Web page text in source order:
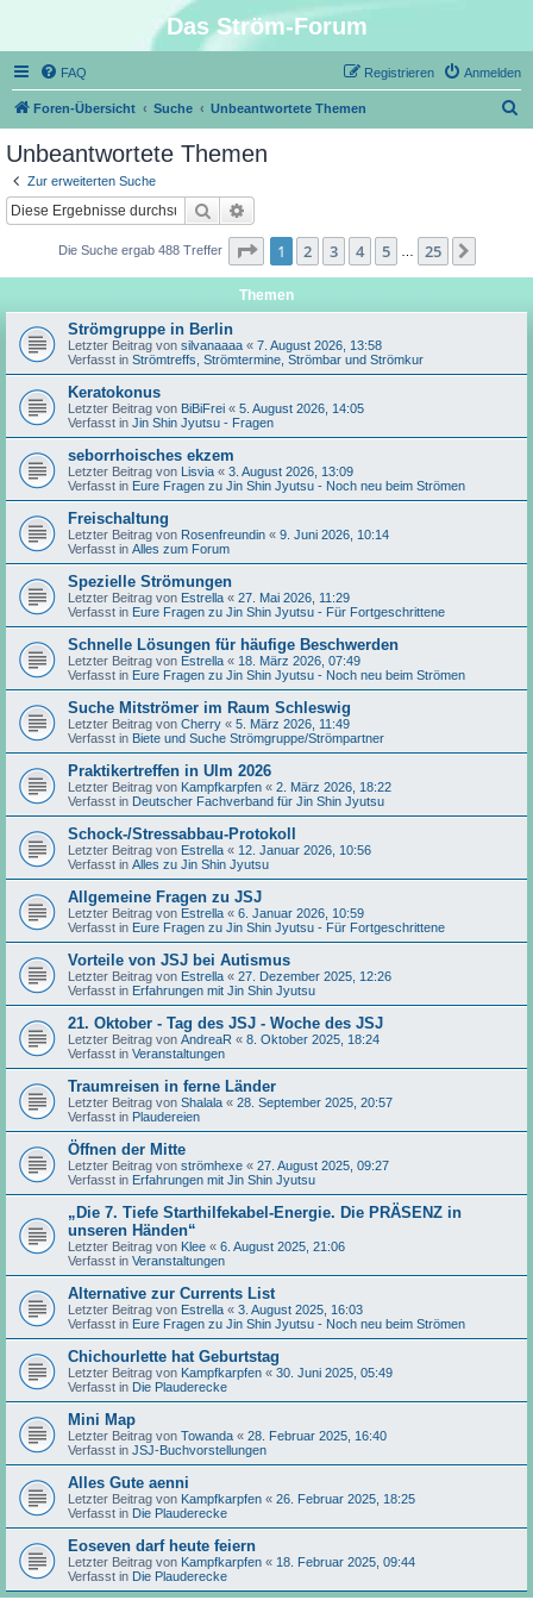
Das Ström-Forum
FAQ Anmelden
Registrieren
Foren-Übersicht Suche Unbeantwortete Themen
Unbeantwortete Themen
Zur erweiterten Suche
Suche
Die Suche ergab 488 Treffer Seite 1von 25
1 2 3 4 5 25
Themen
Strömgruppe in Berlin
Letzter Beitrag von silvanaaaa « 7. August 2026, 13:58
Verfasst in Strömtreffs, Strömtermine, Strömbar und Strömkur
Keratokonus
Letzter Beitrag von BiBiFrei « 5. August 2026, 14:05
Verfasst in Jin Shin Jyutsu - Fragen
seborrhoisches ekzem
Letzter Beitrag von Lisvia « 3. August 2026, 13:09
Verfasst in Eure Fragen zu Jin Shin Jyutsu - Noch neu beim Strömen
Freischaltung
Letzter Beitrag von Rosenfreundin « 9. Juni 2026, 10:14
Verfasst in Alles zum Forum
Spezielle Strömungen
Letzter Beitrag von Estrella « 27. Mai 2026, 11:29
Verfasst in Eure Fragen zu Jin Shin Jyutsu - Für Fortgeschrittene
Schnelle Lösungen für häufige Beschwerden
Letzter Beitrag von Estrella « 18. März 2026, 07:49
Verfasst in Eure Fragen zu Jin Shin Jyutsu - Noch neu beim Strömen
Suche Mitströmer im Raum Schleswig
Letzter Beitrag von Cherry « 5. März 2026, 11:49
Verfasst in Biete und Suche Strömgruppe/Strömpartner
Praktikertreffen in Ulm 2026
Letzter Beitrag von Kampfkarpfen « 2. März 2026, 18:22
Verfasst in Deutscher Fachverband für Jin Shin Jyutsu
Schock-/Stressabbau-Protokoll
Letzter Beitrag von Estrella « 12. Januar 2026, 10:56
Verfasst in Alles zu Jin Shin Jyutsu
Allgemeine Fragen zu JSJ
Letzter Beitrag von Estrella « 6. Januar 2026, 10:59
Verfasst in Eure Fragen zu Jin Shin Jyutsu - Für Fortgeschrittene
Vorteile von JSJ bei Autismus
Letzter Beitrag von Estrella « 27. Dezember 2025, 12:26
Verfasst in Erfahrungen mit Jin Shin Jyutsu
21. Oktober - Tag des JSJ - Woche des JSJ
Letzter Beitrag von AndreaR « 8. Oktober 2025, 18:24
Verfasst in Veranstaltungen
Traumreisen in ferne Länder
Letzter Beitrag von Shalala « 28. September 2025, 20:57
Verfasst in Plaudereien
Öffnen der Mitte
Letzter Beitrag von strömhexe « 27. August 2025, 09:27
Verfasst in Erfahrungen mit Jin Shin Jyutsu
„Die 7. Tiefe Starthilfekabel-Energie. Die PRÄSENZ in
unseren Händen“
Letzter Beitrag von Klee « 6. August 2025, 21:06
Verfasst in Veranstaltungen
Alternative zur Currents List
Letzter Beitrag von Estrella « 3. August 2025, 16:03
Verfasst in Eure Fragen zu Jin Shin Jyutsu - Noch neu beim Strömen
Chichourlette hat Geburtstag
Letzter Beitrag von Kampfkarpfen « 30. Juni 2025, 05:49
Verfasst in Die Plauderecke
Mini Map
Letzter Beitrag von Towanda « 28. Februar 2025, 16:40
Verfasst in JSJ-Buchvorstellungen
Alles Gute aenni
Letzter Beitrag von Kampfkarpfen « 26. Februar 2025, 18:25
Verfasst in Die Plauderecke
Eoseven darf heute feiern
Letzter Beitrag von Kampfkarpfen « 18. Februar 2025, 09:44
Verfasst in Die Plauderecke